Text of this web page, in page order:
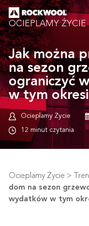
OCIEPLAMY ŻYCIE
Jak można
na sezon
ograniczyć
w tym
Ocieplamy Życie
12 minut czytania
Ocieplamy Życie >
dom na sezon
wydatków w tym